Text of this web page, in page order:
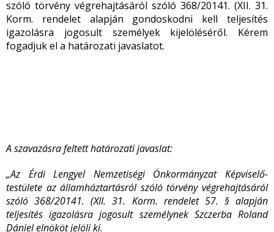
szóló törvény végrehajtásáról szóló 368/20141. (XII. 31.
Korm. rendelet alapján gondoskodni kell teljesítés
igazolásra jogosult személyek kijelöléséről. Kérem
fogadjuk el a határozati javaslatot.
A szavazásra feltett határozati javaslat:
„Az Érdi Lengyel Nemzetiségi Önkormányzat Képviselő-
testülete az államháztartásról szóló törvény végrehajtásáról
szóló 368/20141. (XII. 31. Korm. rendelet 57. § alapján
teljesítés igazolásra jogosult személynek Szczerba Roland
Dániel elnököt jelöli ki.